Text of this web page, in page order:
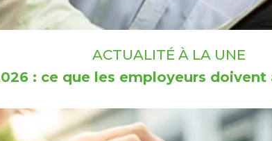
ACTUALITÉ À LA UNE
: ce que les employeurs